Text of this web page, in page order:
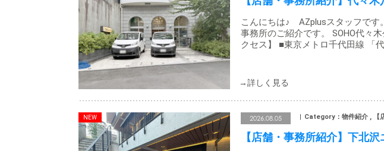
こんにちは♪ AZplusスタッフです
事務所のご紹介です。 SOHO代々
クセス】 ■東京メトロ千代田線 「
2026.08.05 Category：物件紹介 , 【
【店舗・事務所紹介】下北